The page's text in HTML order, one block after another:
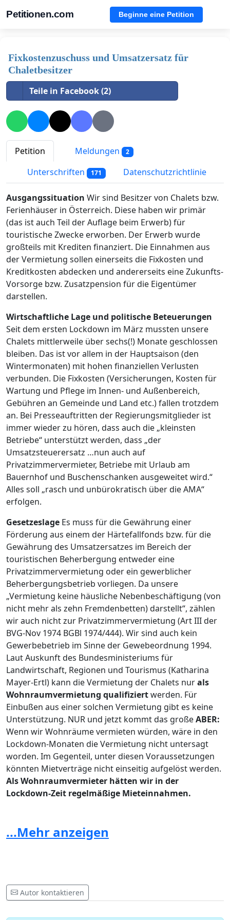
Petitionen.com Beginne eine Petition
Fixkostenzuschuss und Umsatzersatz für
Chaletbesitzer
Teile in Facebook (2)
Petition Meldungen 2
Unterschriften 171 Datenschutzrichtlinie
Ausgangssituation Wir sind Besitzer von Chalets bzw.
Ferienhäuser in Österreich. Diese haben wir primär
(das ist auch Teil der Auflage beim Erwerb) für
touristische Zwecke erworben. Der Erwerb wurde
großteils mit Krediten finanziert. Die Einnahmen aus
der Vermietung sollen einerseits die Fixkosten und
Kreditkosten abdecken und andererseits eine Zukunfts-
Vorsorge bzw. Zusatzpension für die Eigentümer
darstellen.
Wirtschaftliche Lage und politische Beteuerungen
Seit dem ersten Lockdown im März mussten unsere
Chalets mittlerweile über sechs(!) Monate geschlossen
bleiben. Das ist vor allem in der Hauptsaison (den
Wintermonaten) mit hohen finanziellen Verlusten
verbunden. Die Fixkosten (Versicherungen, Kosten für
Wartung und Pflege im Innen- und Außenbereich,
Gebühren an Gemeinde und Land etc.) fallen trotzdem
an. Bei Presseauftritten der Regierungsmitglieder ist
immer wieder zu hören, dass auch die „kleinsten
Betriebe“ unterstützt werden, dass „der
Umsatzsteuerersatz …nun auch auf
Privatzimmervermieter, Betriebe mit Urlaub am
Bauernhof und Buschenschanken ausgeweitet wird.“
Alles soll „rasch und unbürokratisch über die AMA“
erfolgen.
Gesetzeslage Es muss für die Gewährung einer
Förderung aus einem der Härtefallfonds bzw. für die
Gewährung des Umsatzersatzes im Bereich der
touristischen Beherbergung entweder eine
Privatzimmervermietung oder ein gewerblicher
Beherbergungsbetrieb vorliegen. Da unsere
„Vermietung keine häusliche Nebenbeschäftigung (von
nicht mehr als zehn Fremdenbetten) darstellt“, zählen
wir auch nicht zur Privatzimmervermietung (Art III der
BVG-Nov 1974 BGBl 1974/444). Wir sind auch kein
Gewerbebetrieb im Sinne der Gewebeordnung 1994.
Laut Auskunft des Bundesministeriums für
Landwirtschaft, Regionen und Tourismus (Katharina
Mayer-Ertl) kann die Vermietung der Chalets nurals
Wohnraumvermietung qualifiziertwerden. Für
Einbußen aus einer solchen Vermietung gibt es keine
Unterstützung. NUR und jetzt kommt das großeABER:
Wenn wir Wohnräume vermieten würden, wäre in den
Lockdown-Monaten die Vermietung nicht untersagt
worden. Im Gegenteil, unter diesen Voraussetzungen
könnten Mietverträge nicht einseitig aufgelöst werden.
Als Wohnraumvermieter hätten wir in der
Lockdown-Zeit regelmäßige Mieteinnahmen.
und Hotels unsere Chalets geschlossen halten.
Grund der derzeitigen Gesetzeslage fallen wir bei
gesehen und sobald wir Umsätze machen, sind wir
umsatzsteuerpflichtig. SämtlicheEinkünfteder in-
...Mehr anzeigen
Autor kontaktieren